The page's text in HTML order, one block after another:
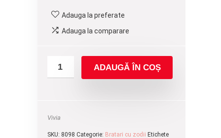
Adauga la preferate
Adauga la comparare
ADAUGĂ ÎN COȘ
Vivia
SKU: 8098 Categorie: Bratari cu zodii Etichete